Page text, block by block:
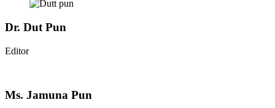
Dr. Dut Pun
Editor
Ms. Jamuna Pun